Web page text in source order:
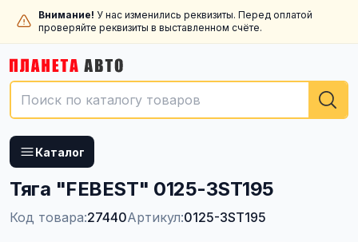
Внимание! У нас изменились реквизиты. Перед оплатой
проверяйте реквизиты в выставленном счёте.
Каталог
Тяга "FEBEST" 0125-3ST195
Код товара:27440Артикул:0125-3ST195